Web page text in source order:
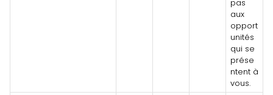
pas
aux
opport
unités
qui se
prése
ntent à
vous.